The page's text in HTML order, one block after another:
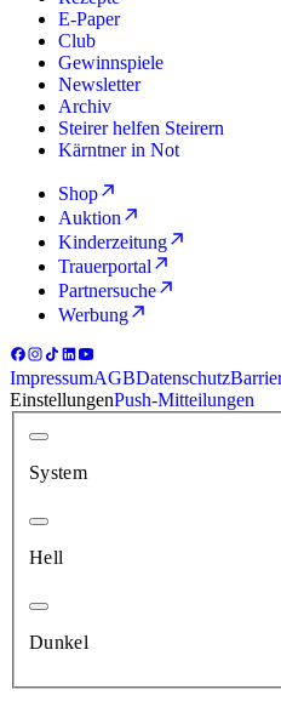
E-Paper
Club
Gewinnspiele
Newsletter
Archiv
Steirer helfen Steirern
Kärntner in Not
Shop
Auktion
Kinderzeitung
Trauerportal
Partnersuche
Werbung
ImpressumAGBDatenschutz
EinstellungenPush-Mitteilungen
System
Hell
Dunkel